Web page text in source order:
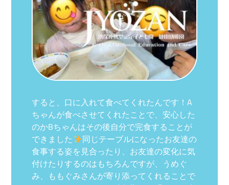
すると、口に入れて食べてくれたんです！A
ちゃんが食べさせてくれたことで、安心した
のかBちゃんはその後自分で完食することが
できました
同じテーブルになったお友達の
食事する姿を見合ったり、お友達の変化に気
付けたりするのはもちろんですが、うめぐ
み、ももぐみさんが寄り添ってくれることで